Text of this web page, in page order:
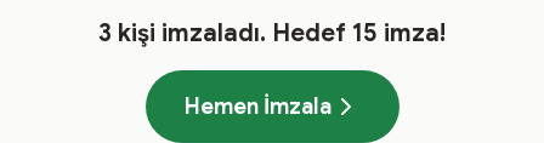
3 kişi imzaladı. Hedef 15 imza!
Hemen İmzala